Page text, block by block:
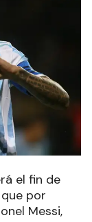
el fin de
por
Messi,